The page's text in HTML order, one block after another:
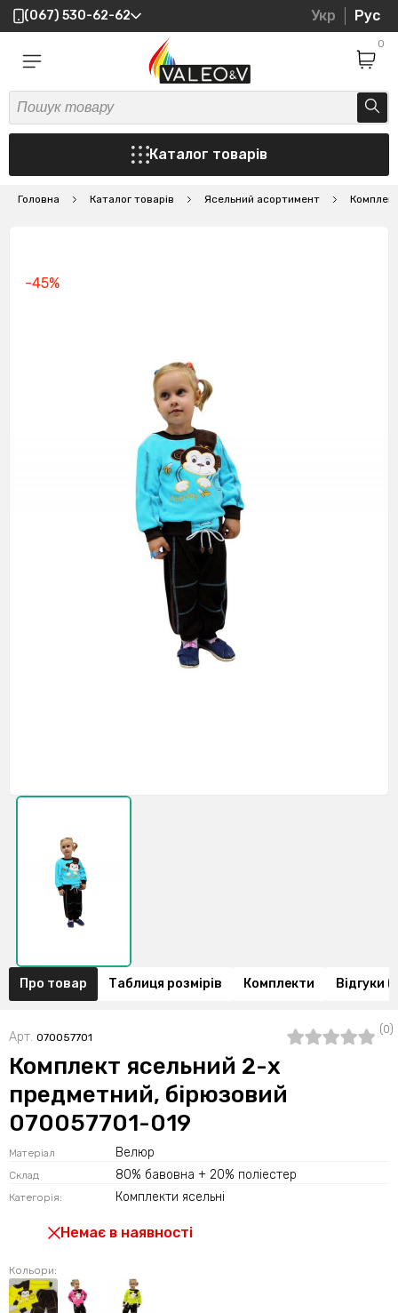
(067) 530-62-62 Укр Рус
0
Каталог товарів
Головна Каталог товарів Ясельний асортимент
-45%
Про товар Таблиця розмірів Комплекти Відгуки
Арт. 070057701
(0)
Комплект ясельний 2-х
предметний, бірюзовий
070057701-019
Матеріал Велюр
Склад 80% бавовна + 20% поліестер
Категорія: Комплекти ясельні
Немає в наявності
Кольори: